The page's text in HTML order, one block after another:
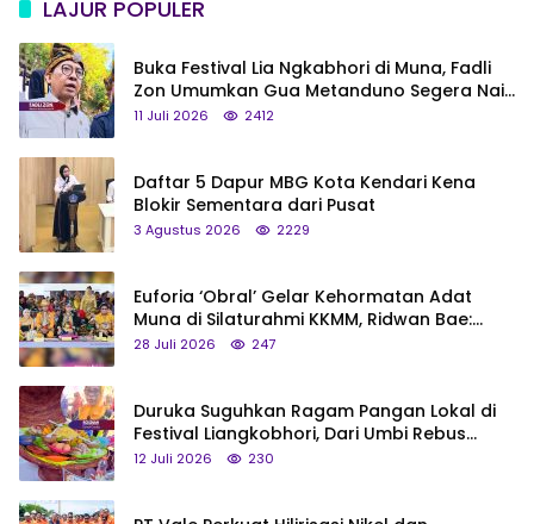
LAJUR POPULER
Buka Festival Lia Ngkabhori di Muna, Fadli
Zon Umumkan Gua Metanduno Segera Naik
Status Jadi Cagar Budaya Nasional
11 Juli 2026 2412
Daftar 5 Dapur MBG Kota Kendari Kena
Blokir Sementara dari Pusat
3 Agustus 2026 2229
Euforia ‘Obral’ Gelar Kehormatan Adat
Muna di Silaturahmi KKMM, Ridwan Bae:
Saya Bukan Tipe Begitu, Belum Pantas!
28 Juli 2026 247
Duruka Suguhkan Ragam Pangan Lokal di
Festival Liangkobhori, Dari Umbi Rebus
hingga Tumpeng Beras Muna
12 Juli 2026 230